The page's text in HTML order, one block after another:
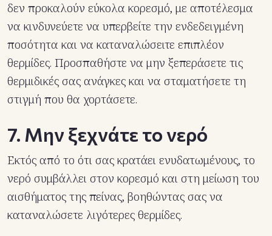
δεν προκαλούν εύκολα κορεσμό, με αποτέλεσμα
να κινδυνεύετε να υπερβείτε την ενδεδειγμένη
ποσότητα και να καταναλώσειτε επιπλέον
θερμίδες. Προσπαθήστε να μην ξεπεράσετε τις
θερμιδικές σας ανάγκες και να σταματήσετε τη
στιγμή που θα χορτάσετε.
7. Μην ξεχνάτε το νερό
Εκτός από το ότι σας κρατάει ενυδατωμένους, το
νερό συμβάλλει στον κορεσμό και στη μείωση του
αισθήματος της πείνας, βοηθώντας σας να
καταναλώσετε λιγότερες θερμίδες.